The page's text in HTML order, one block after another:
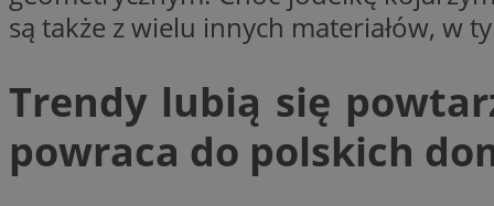
są także z wielu innych materiałów, w
Trendy lubią się
powraca do polskich
_ga_DEDM2KCVWQ
_ga